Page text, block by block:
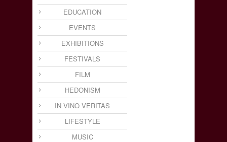
EDUCATION
EVENTS
EXHIBITIONS
FESTIVALS
FILM
HEDONISM
IN VINO VERITAS
LIFESTYLE
MUSIC